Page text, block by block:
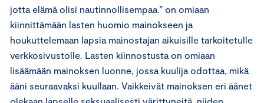
jotta elämä olisi nautinnollisempaa.” on omiaan
kiinnittämään lasten huomio mainokseen ja
houkuttelemaan lapsia mainostajan aikuisille tarkoitetulle
verkkosivustolle. Lasten kiinnostusta on omiaan
lisäämään mainoksen luonne, jossa kuulija odottaa, mikä
ääni seuraavaksi kuullaan. Vaikkeivät mainoksen eri äänet